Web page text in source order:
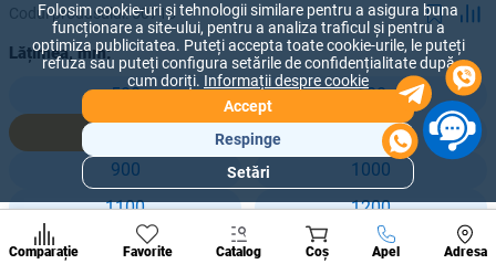
Codul produsului:50715
Lățimea, mm:
500
600
800
900
1000
1100
1200
1300
1400
Comparație Favorite Catalog Coș Apel Adresa
A suna
populare
de
Folosim cookie-uri și tehnologii similare pentru a asigura buna
funcționare a site-ului, pentru a analiza traficul și pentru a
optimiza publicitatea. Puteți accepta toate cookie-urile, le puteți
refuza sau puteți configura setările de confidențialitate după
cum doriți. Informații despre cookie
Accept
Respinge
Setări